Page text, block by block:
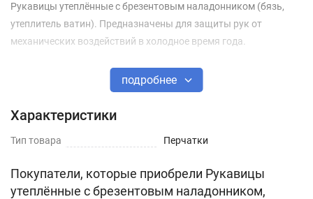
Рукавицы утеплённые с брезентовым наладонником (бязь,
утеплитель ватин). Предназначены для защиты рук от
механических воздействий в холодное время года.
подробнее
Характеристики
Тип товара Перчатки
Покупатели, которые приобрели Рукавицы
утеплённые с брезентовым наладонником,